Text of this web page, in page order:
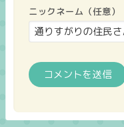
ニックネーム（任意）